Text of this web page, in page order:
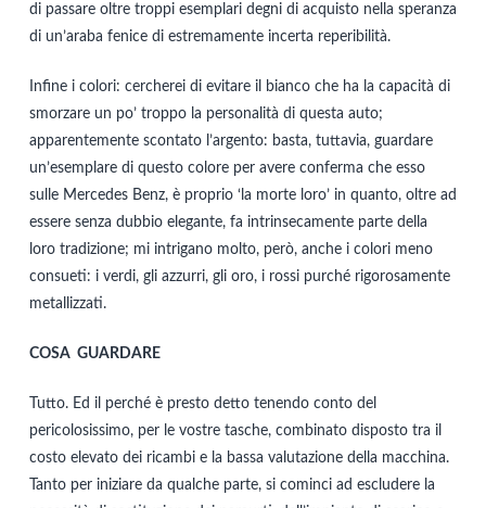
di passare oltre troppi esemplari degni di acquisto nella speranza
di un’araba fenice di estremamente incerta reperibilità.
Infine i colori: cercherei di evitare il bianco che ha la capacità di
smorzare un po’ troppo la personalità di questa auto;
apparentemente scontato l’argento: basta, tuttavia, guardare
un’esemplare di questo colore per avere conferma che esso
sulle Mercedes Benz, è proprio ‘la morte loro’ in quanto, oltre ad
essere senza dubbio elegante, fa intrinsecamente parte della
loro tradizione; mi intrigano molto, però, anche i colori meno
consueti: i verdi, gli azzurri, gli oro, i rossi purché rigorosamente
metallizzati.
COSA GUARDARE
Tutto. Ed il perché è presto detto tenendo conto del
pericolosissimo, per le vostre tasche, combinato disposto tra il
costo elevato dei ricambi e la bassa valutazione della macchina.
Tanto per iniziare da qualche parte, si cominci ad escludere la